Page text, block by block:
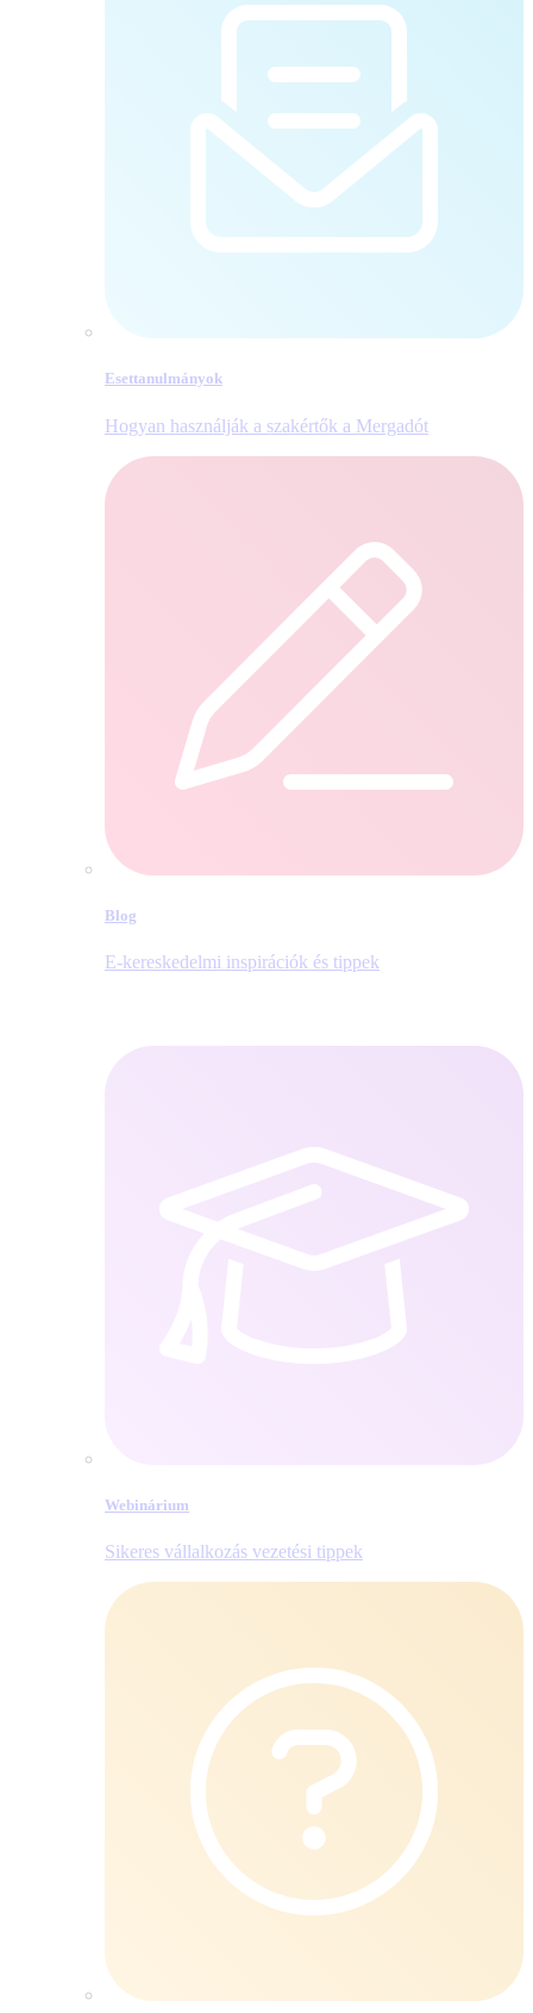
Esettanulmányok
Hogyan használják a szakértők a Mergadót
Blog
E‑kereskedelmi inspirációk és tippek
Webinárium
Sikeres vállalkozás vezetési tippek